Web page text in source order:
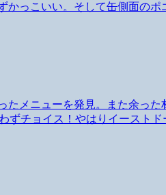
っこいい。そして缶側面のポ
メニューを発見。また余った
ずチョイス！やはりイースト